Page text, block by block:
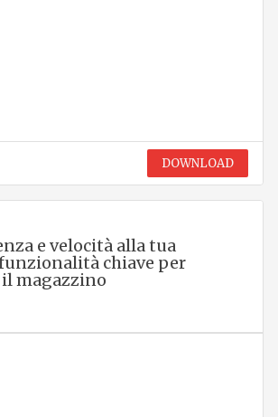
DOWNLOAD
e velocità alla tua
chiave per
magazzino